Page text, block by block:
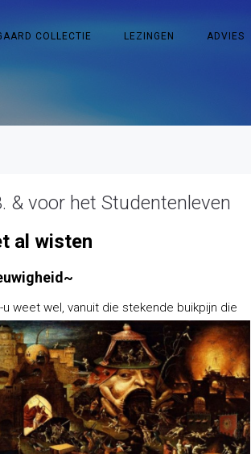
COLLECTIE LEZINGEN ADVIES
& voor het Studentenleven
al wisten
weet wel, vanuit die stekende buikpijn die